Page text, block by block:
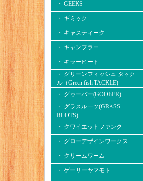
・ GEEKS
・ ギミック
・ キャスティーク
・ ギャンブラー
・ キラーヒート
・ グリーンフィッシュ タック
ル（Green fish TACKLE)
・ グゥーバー(GOOBER)
・ グラスルーツ(GRASS
ROOTS)
・ クワイエットファンク
・ グローデザインワークス
・ クリームワーム
・ ゲーリーヤマモト